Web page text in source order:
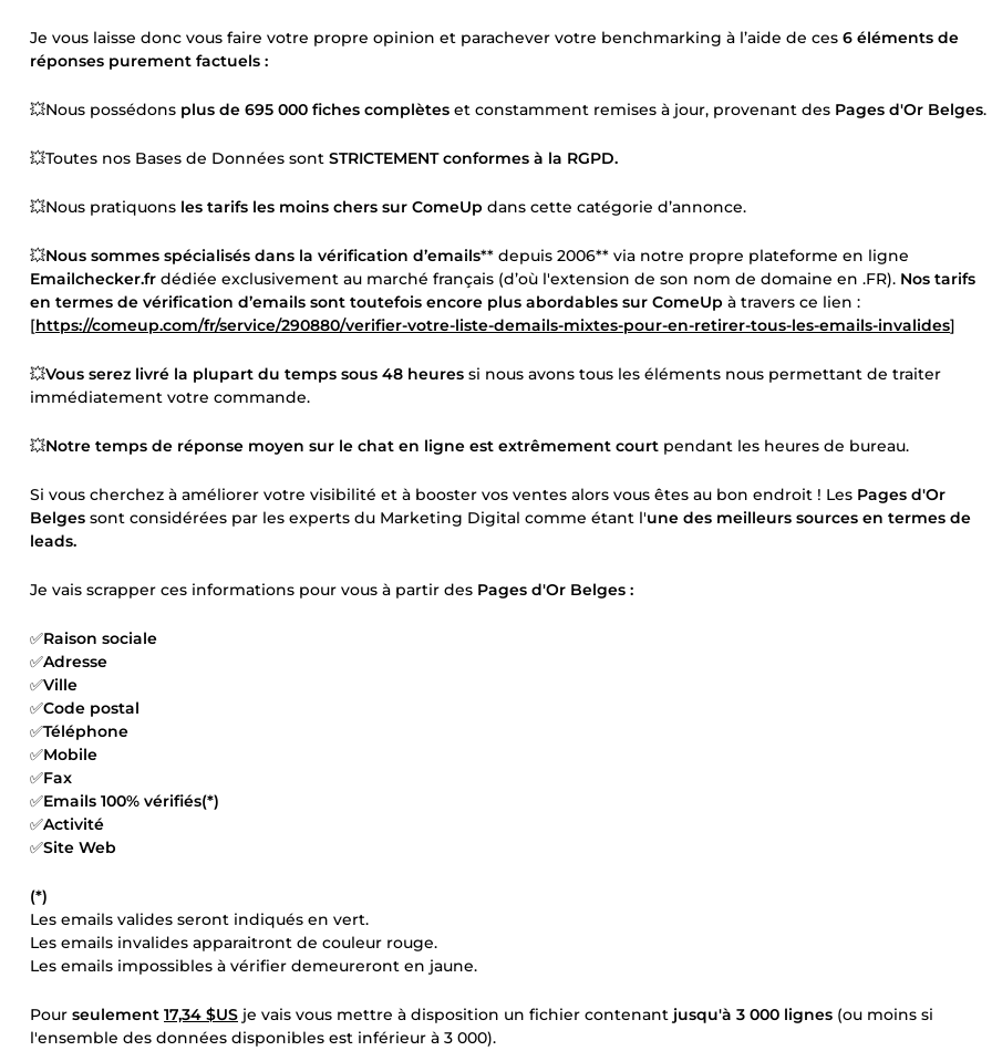
Je vous laisse donc vous faire votre propre opinion et parachever votre benchmarking à l’aide de ces 6 éléments de
réponses purement factuels :
💥Nous possédons plus de 695 000 fiches complètes et constamment remises à jour, provenant des Pages d'Or Belges.
💥Toutes nos Bases de Données sont STRICTEMENT conformes à la RGPD.
💥Nous pratiquons les tarifs les moins chers sur ComeUp dans cette catégorie d’annonce.
💥Nous sommes spécialisés dans la vérification d’emails** depuis 2006** via notre propre plateforme en ligne
Emailchecker.fr dédiée exclusivement au marché français (d’où l'extension de son nom de domaine en .FR). Nos tarifs
en termes de vérification d’emails sont toutefois encore plus abordables sur ComeUp à travers ce lien :
[https://comeup.com/fr/service/290880/verifier-votre-liste-demails-mixtes-pour-en-retirer-tous-les-emails-invalides]
💥Vous serez livré la plupart du temps sous 48 heures si nous avons tous les éléments nous permettant de traiter
immédiatement votre commande.
💥Notre temps de réponse moyen sur le chat en ligne est extrêmement court pendant les heures de bureau.
Si vous cherchez à améliorer votre visibilité et à booster vos ventes alors vous êtes au bon endroit ! Les Pages d'Or
Belges sont considérées par les experts du Marketing Digital comme étant l'une des meilleurs sources en termes de
leads.
Je vais scrapper ces informations pour vous à partir des Pages d'Or Belges :
✅Raison sociale
✅Adresse
✅Ville
✅Code postal
✅Téléphone
✅Mobile
✅Fax
✅Emails 100% vérifiés(*)
✅Activité
✅Site Web
(*)
Les emails valides seront indiqués en vert.
Les emails invalides apparaitront de couleur rouge.
Les emails impossibles à vérifier demeureront en jaune.
Pour seulement 17,34 $US je vais vous mettre à disposition un fichier contenant jusqu'à 3 000 lignes (ou moins si
l'ensemble des données disponibles est inférieur à 3 000).